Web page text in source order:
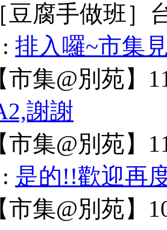
豆腐手做班］
: 排入囉~市集
市集@別苑】
謝謝
市集@別苑】
: 是的!!歡迎再
市集@別苑】